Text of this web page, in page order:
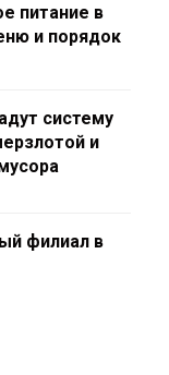
питание в
и порядок
систему
и
филиал в